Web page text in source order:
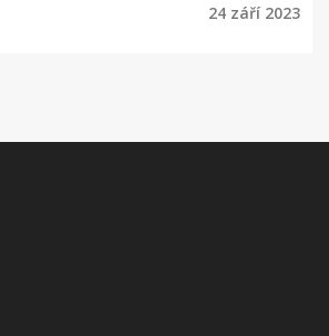
24 září 2023